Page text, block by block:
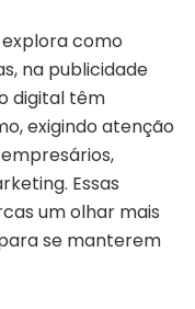
como
na publicidade
digital têm
exigindo atenção
Essas
um olhar mais
se manterem